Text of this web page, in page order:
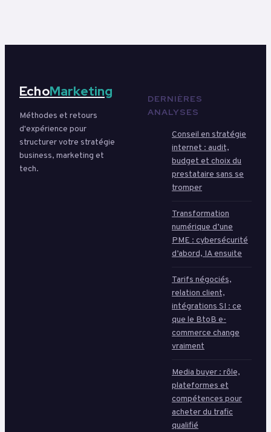
EchoMarketing
Méthodes et retours
d'expérience pour
structurer votre stratégie
business, marketing et
tech.
DERNIÈRES
ANALYSES
Conseil en stratégie
internet : audit,
budget et choix du
prestataire sans se
tromper
Transformation
numérique d’une
PME : cybersécurité
d’abord, IA ensuite
Tarifs négociés,
relation client,
intégrations SI : ce
que le BtoB e-
commerce change
vraiment
Media buyer : rôle,
plateformes et
compétences pour
acheter du trafic
qualifié